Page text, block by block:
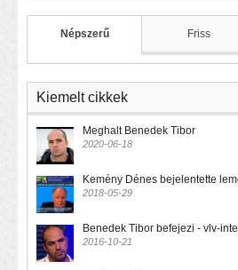
Népszerű Friss
Kiemelt cikkek
Meghalt Benedek Tibor
2020-06-18
Kemény Dénes bejelentette
2018-05-29
Benedek Tibor befejezi - vlv-
2016-10-21